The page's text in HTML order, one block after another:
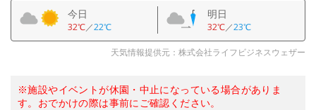
今日
32℃／22℃
明日
32℃／23℃
天気情報提供元：株式会社ライフビジネスウェザー
※施設やイベントが休園・中止になっている場合がありま
す。おでかけの際は事前にご確認ください。